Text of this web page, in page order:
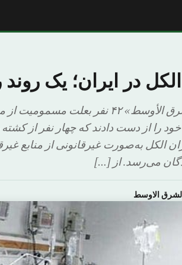
در ایران؛ یک
تهران: «الشرق الأوسط» ۴۲ نفر
را از دست دادند که چهار نفر از
الکل به‌صورت غیرقانونی از منابع
می‌رسد. از […]
الاوسط